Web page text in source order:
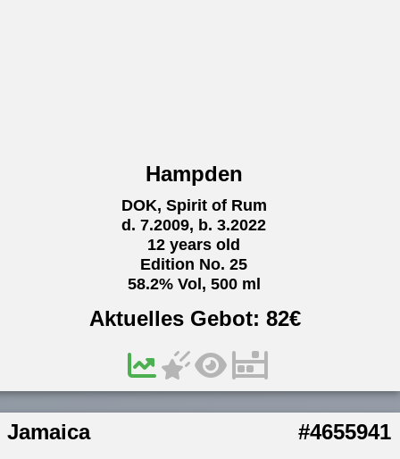
Hampden
DOK, Spirit of Rum
d. 7.2009, b. 3.2022
12 years old
Edition No. 25
58.2% Vol, 500 ml
Aktuelles Gebot:82€
Jamaica #4655941